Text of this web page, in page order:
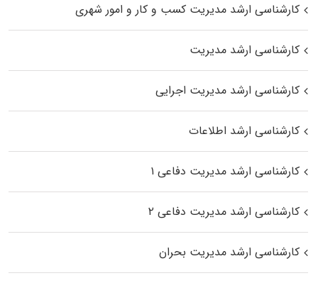
کارشناسی ارشد مدیریت کسب و کار و امور شهری
کارشناسی ارشد مدیریت
کارشناسی ارشد مدیریت اجرایی
کارشناسی ارشد اطلاعات
کارشناسی ارشد مدیریت دفاعی ۱
کارشناسی ارشد مدیریت دفاعی ۲
کارشناسی ارشد مدیریت بحران